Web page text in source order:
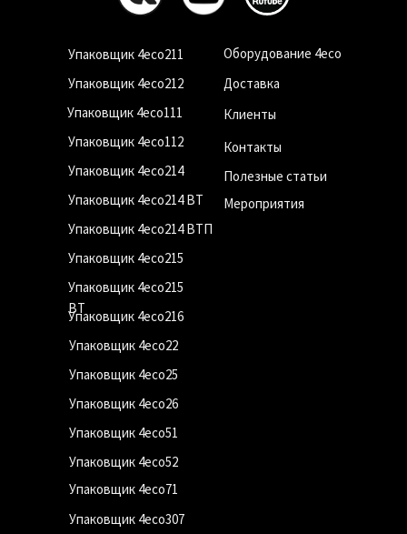
Упаковщик 4eco211
Упаковщик 4eco212
Упаковщик 4eco112
Упаковщик 4eco214
Упаковщик 4eco215
Оборудование 4eco
Доставка
Клиенты
Контакты
Упаковщик 4eco22
Упаковщик 4eco25
Полезные статьи
Мероприятия
Упаковщик 4eco26
Упаковщик 4eco216
Упаковщик 4eco307
Упаковщик 4eco111
Упаковщик 4eco51
Упаковщик 4eco52
Упаковщик 4eco71
Упаковщик 4eco215
ВТ
Упаковщик 4eco214 ВТ
Упаковщик 4eco214 ВТП